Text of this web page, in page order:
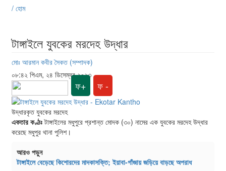
/ হোম
টাঙ্গাইলে যুবকের মরদেহ উদ্ধার
মোঃ আরমান কবীর সৈকত (সম্পাদক)
০৮:৪২ পিএম, ২৪ ডিসেম্বর ২০২৩
ফ+ ফ -
উদ্ধারকৃত যুবকের মরদেহ
একতার কণ্ঠঃটাঙ্গাইলের মধুপুরে প্রশান্ত মোদক (৩০) নামের এক যুবকের মরদেহ উদ্ধার
করেছে মধুপুর থানা পুলিশ।
আরও পড়ুন
টাঙ্গাইলে বেড়েছে কিশোরদের মাদকাসক্তি; ইয়াবা-গাঁজায় জড়িয়ে বাড়ছে অপরাধ